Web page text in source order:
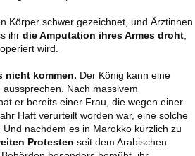
Körper schwer gezeichnet, und Ärztinnen
ihrdie Amputation ihres Armes droht
wird.
nicht kommen. Der König kann eine
Nach massivem
er bereits einer Frau, die wegen einer
Haft verurteilt worden war, eine solche
nachdem es in Marokko kürzlich zu
Protesten seit dem Arabischen